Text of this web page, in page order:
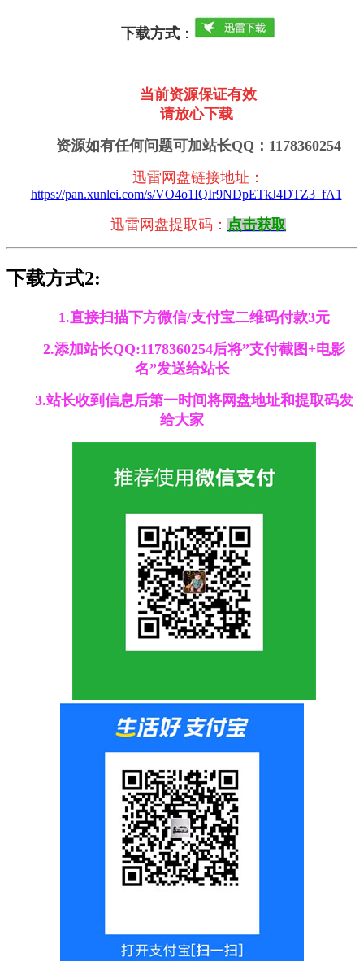
下载方式 ：
当前资源保证有效
请放心下载
资源如有任何问题可加站长QQ：1178360254
迅雷网盘链接地址 ：
https://pan.xunlei.com/s/VO4o1IQIr9NDpETkJ4DTZ3_fA1
迅雷网盘提取码： 点击获取
下载方式2:
1.直接扫描下方微信/支付宝二维码付款3元
2.添加站长QQ:1178360254后将”支付截图+电影
名”发送给站长
3.站长收到信息后第一时间将网盘地址和提取码发
给大家